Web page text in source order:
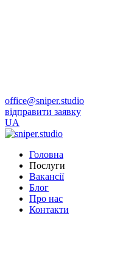
office@sniper.studio
відправити заявку
UA
Головна
Послуги
Вакансії
Блог
Про нас
Контакти